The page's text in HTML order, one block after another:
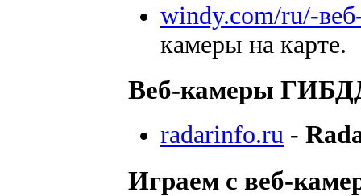
windy.com/ru/-
камеры на карте.
Веб-камеры
radarinfo.ru -
Играем с веб-